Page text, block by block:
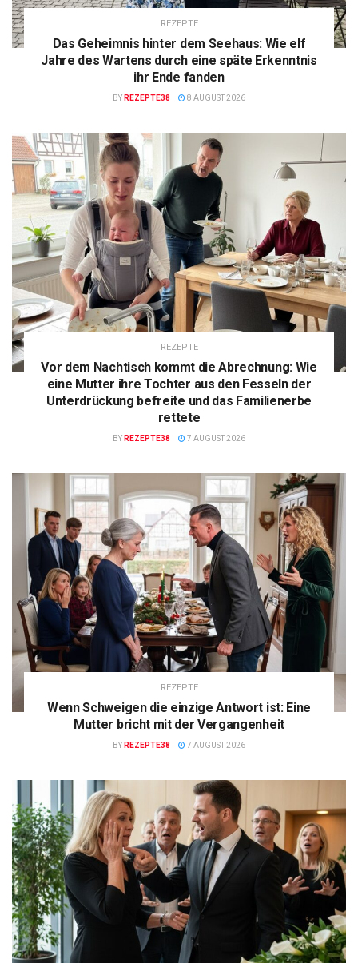
REZEPTE
Das Geheimnis hinter dem Seehaus: Wie elf
Jahre des Wartens durch eine späte Erkenntnis
ihr Ende fanden
BY REZEPTE38 8 AUGUST 2026
REZEPTE
Vor dem Nachtisch kommt die Abrechnung: Wie
eine Mutter ihre Tochter aus den Fesseln der
Unterdrückung befreite und das Familienerbe
rettete
BY REZEPTE38 7 AUGUST 2026
REZEPTE
Wenn Schweigen die einzige Antwort ist: Eine
Mutter bricht mit der Vergangenheit
BY REZEPTE38 7 AUGUST 2026